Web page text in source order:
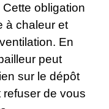
Cette obligation
à chaleur et
En
peut
sur le dépôt
de vous